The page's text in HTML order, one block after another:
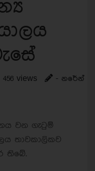
456 views
- නරේන්
වන ගැටුම්
තාවකාලිකව
තිබේ.